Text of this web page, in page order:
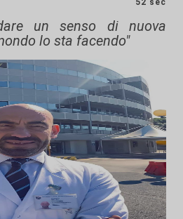
52 sec
un senso di nuova
lo sta facendo"